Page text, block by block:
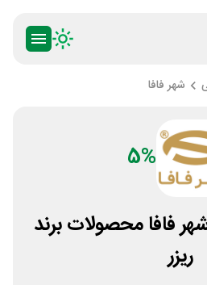
شهر فافا
5%
5% شهر فافا محصولات برند
ریزر